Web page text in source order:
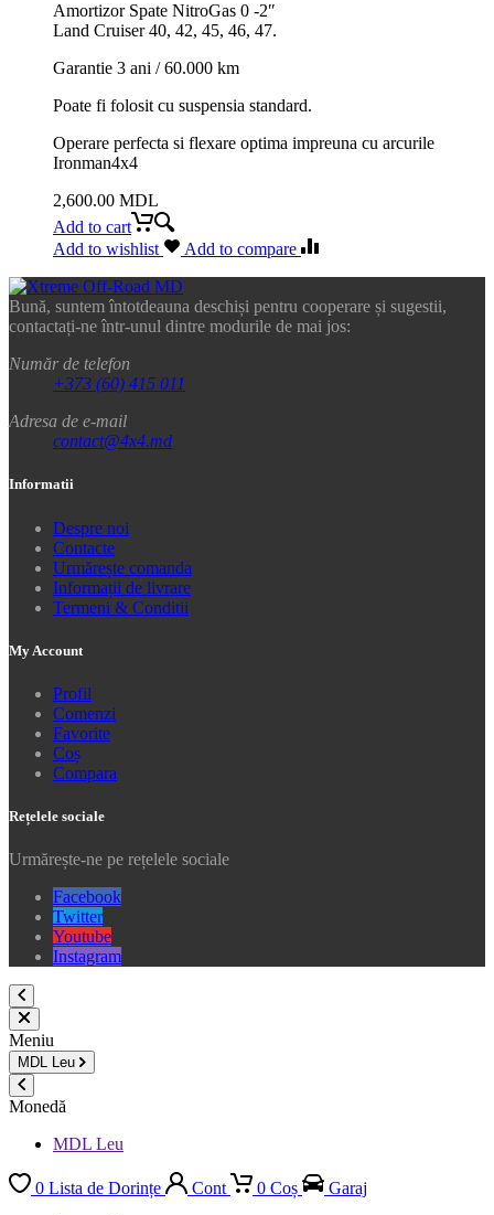
Amortizor Spate NitroGas 0 -2″
Land Cruiser 40, 42, 45, 46, 47.
Garantie 3 ani / 60.000 km
Poate fi folosit cu suspensia standard.
Operare perfecta si flexare optima impreuna cu arcurile
Ironman4x4
2,600.00 MDL
Add to cart
Add to wishlist
Add to compare
Bună, suntem întotdeauna deschiși pentru cooperare și sugestii,
contactați-ne într-unul dintre modurile de mai jos:
Număr de telefon
+373 (60) 415 011
Adresa de e-mail
contact@4x4.md
Informatii
Despre noi
Contacte
Urmărește comanda
Informații de livrare
Termeni & Conditii
My Account
Profil
Comenzi
Favorite
Coș
Compara
Rețelele sociale
Urmărește-ne pe rețelele sociale
Facebook
Twitter
Youtube
Instagram
Meniu
MDL Leu
Monedă
MDL Leu
0 Lista de Dorințe Cont 0 Coș
Garaj